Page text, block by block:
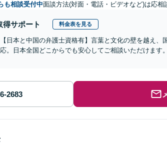
も相談受付中面談方法(対面・電話・ビデオなど)は応相
得サポート 料金表を見る
【日本と中国の弁護士資格有】言葉と文化の壁を越え
。日本全国どこからでも安心してご相談いただけます